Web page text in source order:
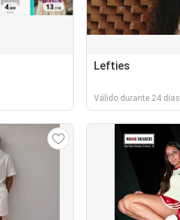
Lefties
Válido durante 24 días